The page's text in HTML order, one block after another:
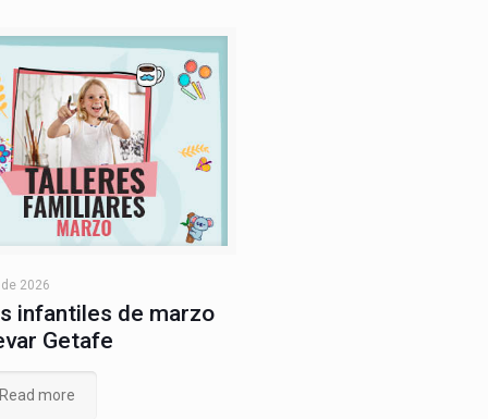
2026
infantiles de marzo
Getafe
more